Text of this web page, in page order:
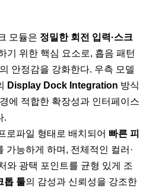
모듈은 정밀한 회전 입력·스크
기 위한 핵심 요소로, 흡음 패턴
안정감을 강화한다. 우측 모델
Display Dock Integration 방식
에 적합한 확장성과 인터페이스
.
로파일 형태로 배치되어 빠른 피
가능하게 하며, 전체적인 컬러·
와 광택 포인트를 균형 있게 조
톱 툴의 감성과 신뢰성을 강조한